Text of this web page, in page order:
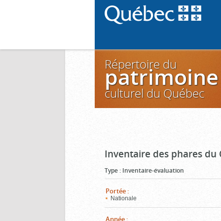
Répertoire du
patrimoine
culturel du Québec
Inventaire des phares du
Type : Inventaire-évaluation
Portée :
Nationale